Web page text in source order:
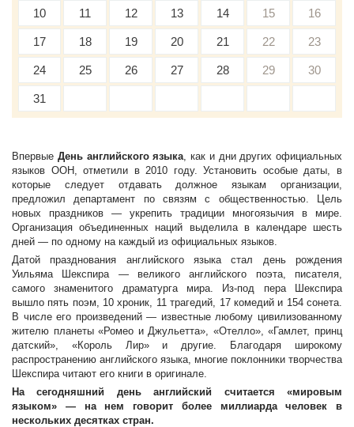
10 11 12 13 14 15 16
17 18 19 20 21 22 23
24 25 26 27 28 29 30
31
Впервые День английского языка, как и дни других официальных
языков ООН, отметили в 2010 году. Установить особые даты, в
которые следует отдавать должное языкам организации,
предложил департамент по связям с общественностью. Цель
новых праздников — укрепить традиции многоязычия в мире.
Организация объединенных наций выделила в календаре шесть
дней — по одному на каждый из официальных языков.
Датой празднования английского языка стал день рождения
Уильяма Шекспира — великого английского поэта, писателя,
самого знаменитого драматурга мира. Из-под пера Шекспира
вышло пять поэм, 10 хроник, 11 трагедий, 17 комедий и 154 сонета.
В числе его произведений — известные любому цивилизованному
жителю планеты «Ромео и Джульетта», «Отелло», «Гамлет, принц
датский», «Король Лир» и другие. Благодаря широкому
распространению английского языка, многие поклонники творчества
Шекспира читают его книги в оригинале.
На сегодняшний день английский считается «мировым
языком» — на нем говорит более миллиарда человек в
нескольких десятках стран.